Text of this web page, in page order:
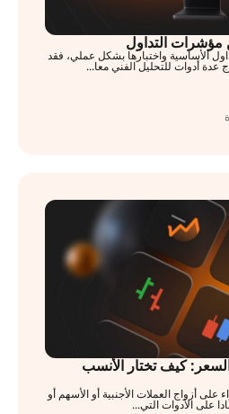
الأساسية واختبارها بشكل عملي، فقد
أدوات للتحليل الفني معا...
كيف تختار الأنسب
أزواج العملات الأجنبية أو الأسهم أو
على الأدوات التي...